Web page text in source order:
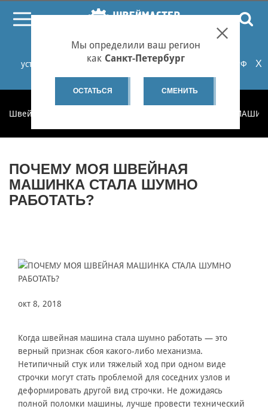
При проблемах с онлайн-оплатой заказов на сайте
установите российские сертификаты НУЦ Минцифры РФ
или используйте Яндекс.Браузер.Подробнее...
X
Мы определили ваш регион
как Санкт-Петербург
ОСТАТЬСЯ СМЕНИТЬ
Швеймастер ПОЧЕМУ МОЯ ШВЕЙНАЯ
ПОЧЕМУ МОЯ ШВЕЙНАЯ
МАШИНКА СТАЛА ШУМНО
РАБОТАТЬ?
окт 8, 2018
Когда швейная машина стала шумно работать — это
верный признак сбоя какого-либо механизма.
Нетипичный стук или тяжелый ход при одном виде
строчки могут стать проблемой для соседних узлов и
деформировать другой вид строчки. Не дожидаясь
полной поломки машины, лучше провести технический